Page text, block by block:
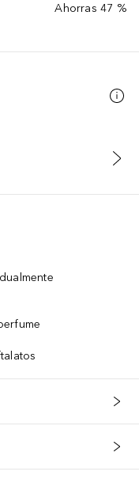
Ahorras 47 %